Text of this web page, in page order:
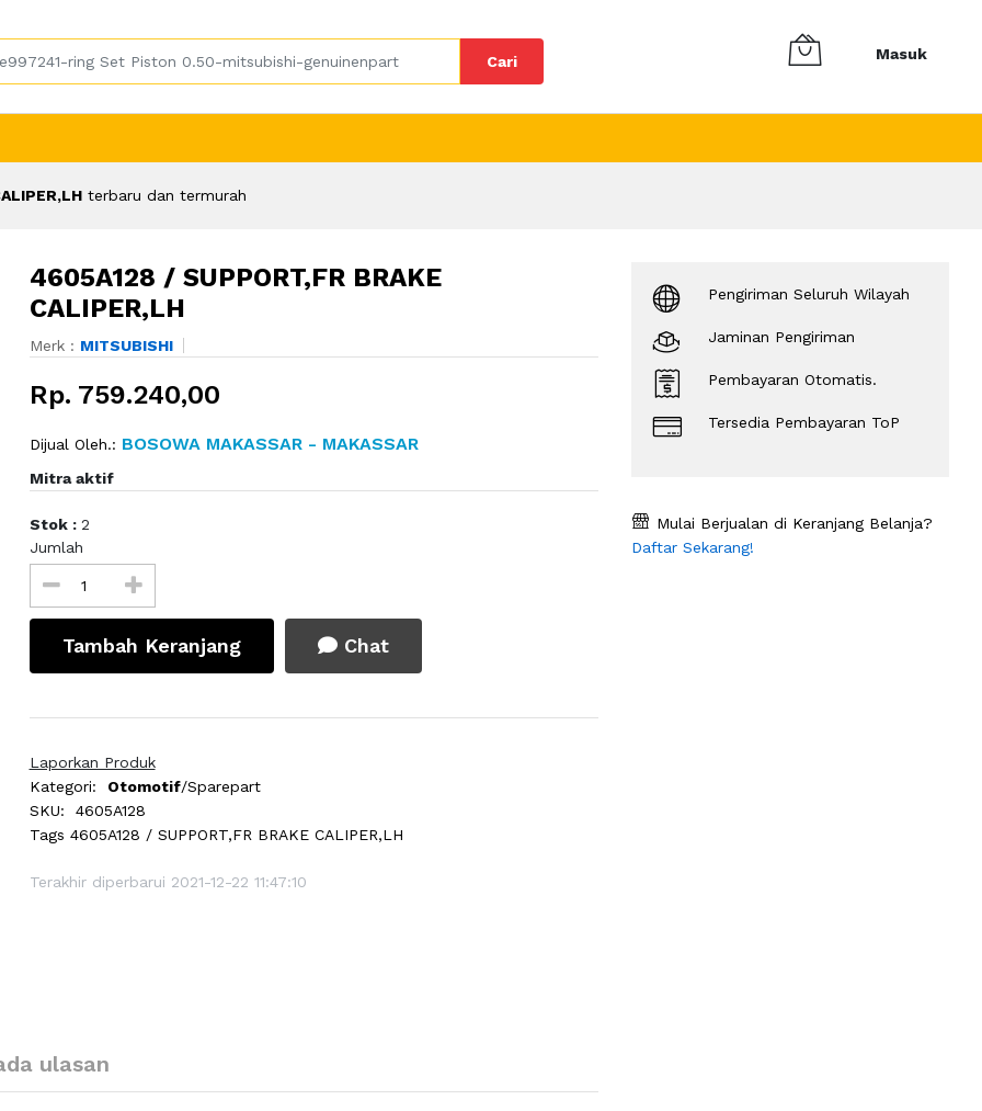
Cari Masuk
terbaru dan termurah
4605A128 / SUPPORT,FR BRAKE
CALIPER,LH
Merk : MITSUBISHI
Rp. 759.240,00
Dijual Oleh.: BOSOWA MAKASSAR - MAKASSAR
Mitra aktif
Stok : 2
Jumlah
Tambah Keranjang Chat
Laporkan Produk
Kategori:
Otomotif/Sparepart
SKU:
4605A128
Tags 4605A128 / SUPPORT,FR BRAKE CALIPER,LH
Terakhir diperbarui 2021-12-22 11:47:10
ulasan
Pengiriman Seluruh Wilayah
Jaminan Pengiriman
Pembayaran Otomatis.
Tersedia Pembayaran ToP
Mulai Berjualan di Keranjang Belanja?
Daftar Sekarang!